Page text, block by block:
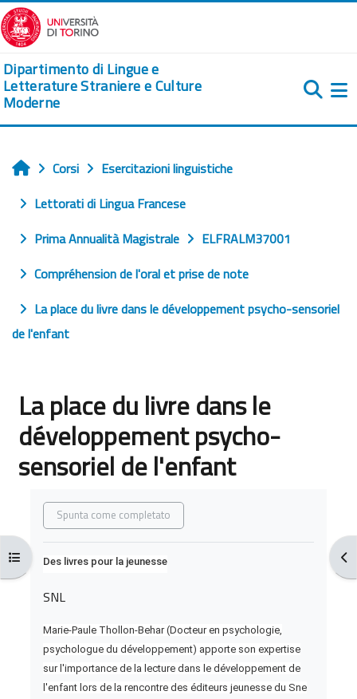
Vai al contenuto principale
Dipartimento di Lingue e
Letterature Straniere e Culture
Moderne
Apri indice del corso
Home
Corsi
Esercitazioni linguistiche
Lettorati di Lingua Francese
Prima Annualità Magistrale
ELFRALM37001
Compréhension de l'oral et prise de note
La place du livre dans le développement psycho-sensoriel
de l'enfant
La place du livre dans le
développement psycho-
sensoriel de l'enfant
Aggregazione dei criteri
Spunta come completato
Des livres pour la jeunesse
SNL
Marie-Paule Thollon-Behar (Docteur en psychologie,
psychologue du développement) apporte son expertise
sur l'importance de la lecture dans le développement de
l'enfant lors de la rencontre des éditeurs jeunesse du Sne